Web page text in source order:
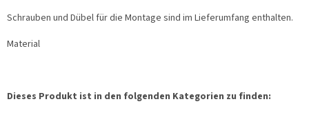
Schrauben und Dübel für die Montage sind im Lieferumfang enthalten.
Material
Dieses Produkt ist in den folgenden Kategorien zu finden: